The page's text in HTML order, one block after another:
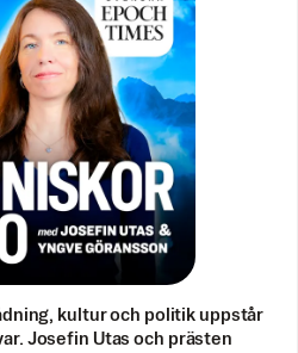
kultur och politik uppstår
Josefin Utas och prästen